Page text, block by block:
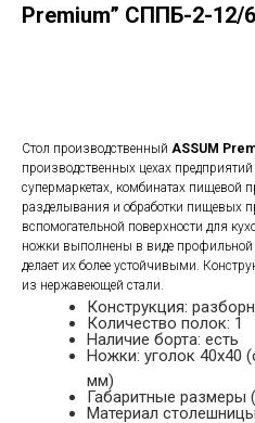
Premium” СППБ-2-12/
Стол производственный ASSUM
производственных цехах
супермаркетах, комбинатах пищевой
разделывания и обработки пищевых
вспомогательной поверхности для
ножки выполнены в виде профильной
делает их более устойчивыми.
из нержавеющей стали.
Конструкция:
Количество полок: 1
Наличие борта: есть
Ножки: уголок 40х40
мм)
Габаритные размеры
Материал